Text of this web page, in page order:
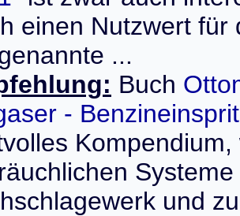
einen Nutzwert
...
Buch
-
und